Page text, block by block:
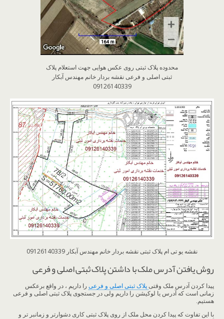
محدوده پلاک ثبتی روی عکس هوایی جهت استعلام پلاک
ثبتی اصلی و فرعی نقشه بردار خانم مهندس آبکار
09126140339
نقشه یو تی ام پلاک ثبتی نقشه بردار خانم مهندس آبکار 09126140339
روش یافتن آدرس ملک با داشتن پلاک ثبتی اصلی و فرعی
پیدا کردن آدرس ملک وقتی پلاک ثبتی اصلی و فرعی را داریم ، در واقع برعکس
زمانی است که آدرس یا لوکیشن را داریم ولی در جستجوی پلاک ثبتی اصلی و فرعی
هستیم.
با این تفاوت که پیدا کردن محل ملک از روی پلاک ثبتی کاری دشوارتر و زمانبر تر و